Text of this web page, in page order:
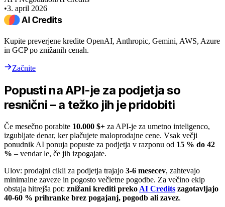
•3. april 2026
Kupite preverjene kredite OpenAI, Anthropic, Gemini, AWS, Azure
in GCP po znižanih cenah.
Začnite
Popusti na API-je za podjetja so
resnični – a težko jih je pridobiti
Če mesečno porabite 10.000 $+ za API-je za umetno inteligenco,
izgubljate denar, ker plačujete maloprodajne cene. Vsak večji
ponudnik AI ponuja popuste za podjetja v razponu od 15 % do 42
% – vendar le, če jih izpogajate.
Ulov: prodajni cikli za podjetja trajajo 3-6 mesecev, zahtevajo
minimalne zaveze in pogosto večletne pogodbe. Za večino ekip
obstaja hitrejša pot: znižani krediti preko AI Credits zagotavljajo
40-60 % prihranke brez pogajanj, pogodb ali zavez.